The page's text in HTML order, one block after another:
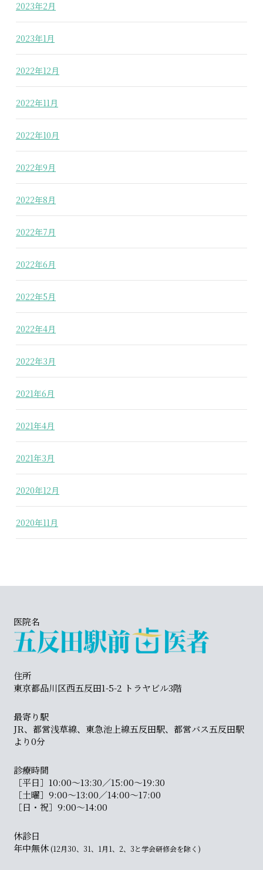
2023年2月
2023年1月
2022年12月
2022年11月
2022年10月
2022年9月
2022年8月
2022年7月
2022年6月
2022年5月
2022年4月
2022年3月
2021年6月
2021年4月
2021年3月
2020年12月
2020年11月
医院名
住所
東京都品川区西五反田1-5-2 トラヤビル3階
最寄り駅
JR、都営浅草線、東急池上線五反田駅、都営バス五反田駅
より0分
診療時間
［平日］10:00〜13:30／15:00〜19:30
［土曜］9:00〜13:00／14:00〜17:00
［日・祝］9:00〜14:00
休診日
年中無休 (12月30、31、1月1、2、3と学会研修会を除く)